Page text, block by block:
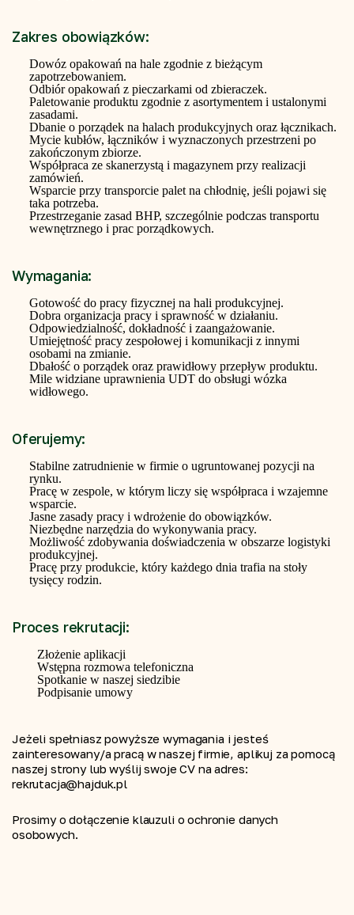
Zakres obowiązków:
Dowóz opakowań na hale zgodnie z bieżącym
zapotrzebowaniem.
Odbiór opakowań z pieczarkami od zbieraczek.
Paletowanie produktu zgodnie z asortymentem i ustalonymi
zasadami.
Dbanie o porządek na halach produkcyjnych oraz łącznikach.
Mycie kubłów, łączników i wyznaczonych przestrzeni po
zakończonym zbiorze.
Współpraca ze skanerzystą i magazynem przy realizacji
zamówień.
Wsparcie przy transporcie palet na chłodnię, jeśli pojawi się
taka potrzeba.
Przestrzeganie zasad BHP, szczególnie podczas transportu
wewnętrznego i prac porządkowych.
Wymagania:
Gotowość do pracy fizycznej na hali produkcyjnej.
Dobra organizacja pracy i sprawność w działaniu.
Odpowiedzialność, dokładność i zaangażowanie.
Umiejętność pracy zespołowej i komunikacji z innymi
osobami na zmianie.
Dbałość o porządek oraz prawidłowy przepływ produktu.
Mile widziane uprawnienia UDT do obsługi wózka
widłowego.
Oferujemy:
Stabilne zatrudnienie w firmie o ugruntowanej pozycji na
rynku.
Pracę w zespole, w którym liczy się współpraca i wzajemne
wsparcie.
Jasne zasady pracy i wdrożenie do obowiązków.
Niezbędne narzędzia do wykonywania pracy.
Możliwość zdobywania doświadczenia w obszarze logistyki
produkcyjnej.
Pracę przy produkcie, który każdego dnia trafia na stoły
tysięcy rodzin.
Proces rekrutacji:
Złożenie aplikacji
Wstępna rozmowa telefoniczna
Spotkanie w naszej siedzibie
Podpisanie umowy
Jeżeli spełniasz powyższe wymagania i jesteś
zainteresowany/a pracą w naszej firmie, aplikuj za pomocą
naszej strony lub wyślij swoje CV na adres:
rekrutacja@hajduk.pl
Prosimy o dołączenie klauzuli o ochronie danych
osobowych.